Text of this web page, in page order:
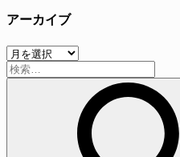
ゴ
ー
アーカイブ
ア
ー
検
索: